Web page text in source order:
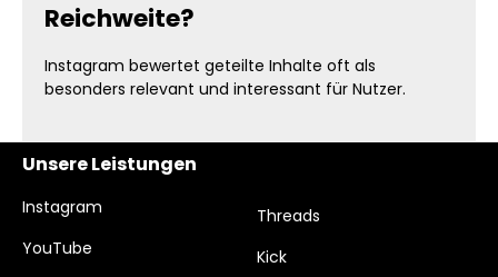
Reichweite?
Instagram bewertet geteilte Inhalte oft als
besonders relevant und interessant für Nutzer.
Unsere Leistungen
Instagram
YouTube
Threads
Kick